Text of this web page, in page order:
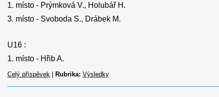
1. ‎místo - Prýmková V., Holubář H.
3. místo - Svoboda S., Drábek M.
U16 :
1. ‎místo - Hřib A.
Celý příspěvek | Rubrika: Výsledky